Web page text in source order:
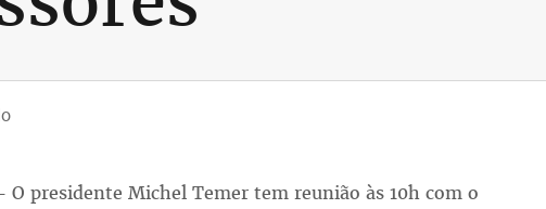
O presidente Michel Temer tem reunião às 10h com o